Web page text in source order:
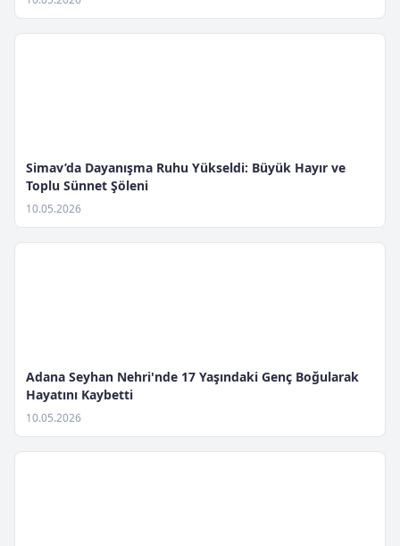
Simav’da Dayanışma Ruhu Yükseldi: Büyük Hayır ve
Toplu Sünnet Şöleni
10.05.2026
Adana Seyhan Nehri'nde 17 Yaşındaki Genç Boğularak
Hayatını Kaybetti
10.05.2026